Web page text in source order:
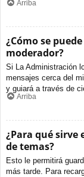
Arriba
¿Cómo se
moderador?
Si La Administración
mensajes cerca del
y guiará a través de
Arriba
¿Para qué
de temas?
Esto le permitirá
más tarde. Para